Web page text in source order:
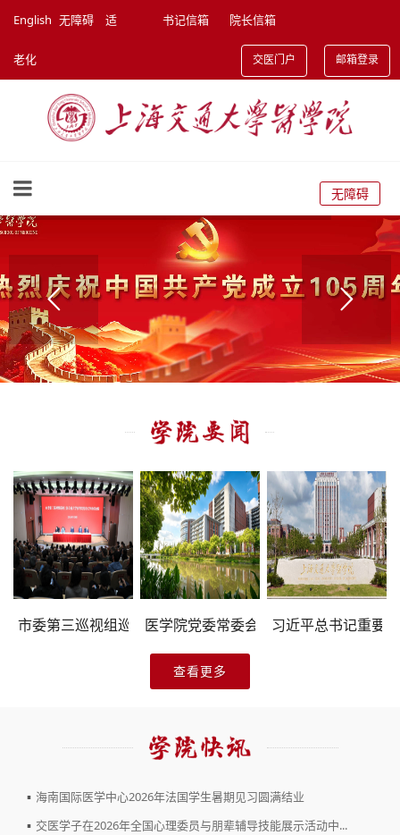
English 无障碍 适
老化
书记信箱 院长信箱
交医门户 邮箱登录
无障碍
书...
慰问暑期坚守岗位教职工
市委第三巡视组巡视上海交通大学医学院党委...
上海交通大学医学院党委专题学习习
医学院领导带队
委理论学习中心组赴市...
11位交医人荣获2026“上海医务工匠”称号医学院党委常委会传达学习习近平总书
上海交通大学医
学院党委开展树立和践行正确政绩观学习教...
医学院陆绍永获评“申教名匠”培育对象
习近平总书记重要
查看更多
▪ 海南国际医学中心2026年法国学生暑期见习圆满结业
▪ 交医学子在2026年全国心理委员与朋辈辅导技能展示活动中...